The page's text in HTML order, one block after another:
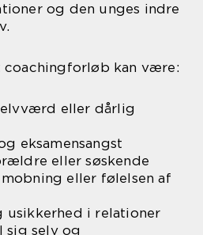
og den unges indre
coachingforløb kan være:
eller dårlig
eksamensangst
eller søskende
eller følelsen af
usikkerhed i relationer
sig selv og